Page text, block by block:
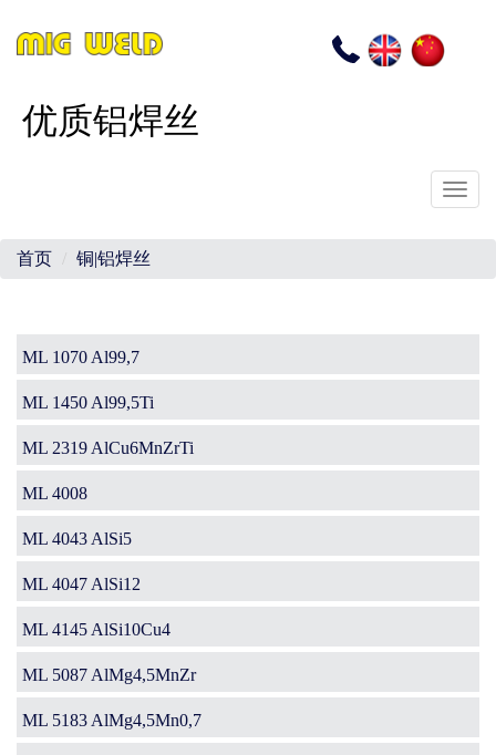
电
话
EN CN
优质铝焊丝
首页 铜|铝焊丝
navigation
ML 1070 Al99,7
ML 1450 Al99,5Ti
ML 2319 AlCu6MnZrTi
ML 4008
ML 4043 AlSi5
ML 4047 AlSi12
ML 4145 AlSi10Cu4
ML 5087 AlMg4,5MnZr
ML 5183 AlMg4,5Mn0,7